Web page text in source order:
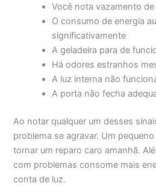
Você nota vazamento de
O consumo de energia
significativamente
A geladeira para de
Há odores estranhos
A luz interna não
A porta não fecha
Ao notar qualquer um desses
problema se agravar. Um
tornar um reparo caro amanhã.
com problemas consome mais
conta de luz.